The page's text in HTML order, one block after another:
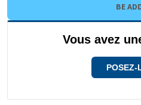
BE
Vous avez
POSEZ-